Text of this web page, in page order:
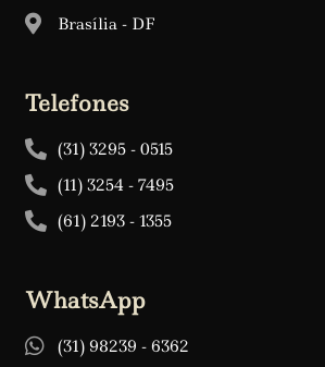
Brasília - DF
Telefones
(31) 3295 - 0515
(11) 3254 - 7495
(61) 2193 - 1355
WhatsApp
(31) 98239 - 6362